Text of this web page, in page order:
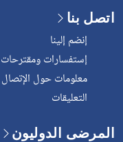
اتصل بنا
إنضم إلينا
إستفسارات ومقترحات
معلومات حول الإتصال
التعليقات
المرضى الدوليون